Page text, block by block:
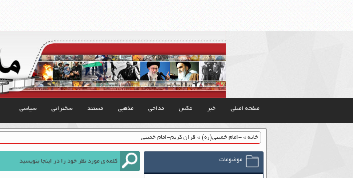
صفحه اصلی خبر عکس مداحی مذهبی مستند سخنرانی سیاسی
خانه» -امام خمینی(ره) » قران کریم-امام خمینی
موضوعات